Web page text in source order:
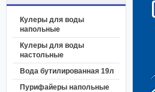
Кулеры для воды
напольные
Кулеры для воды
настольные
Вода бутилированная 19л
Пурифайеры напольные